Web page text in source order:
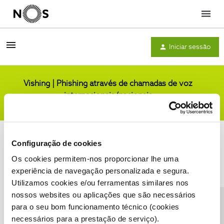
Configuração de cookies
Os cookies permitem-nos proporcionar lhe uma
experiência de navegação personalizada e segura.
Utilizamos cookies e/ou ferramentas similares nos
nossos websites ou aplicações que são necessários
para o seu bom funcionamento técnico (cookies
necessários para a prestação de serviço).
Menu
Iniciar sessão
Vishing | Phishing através de chamadas de voz
internacionais/nacionais
Condições do Fórum NOS Accessibility statement